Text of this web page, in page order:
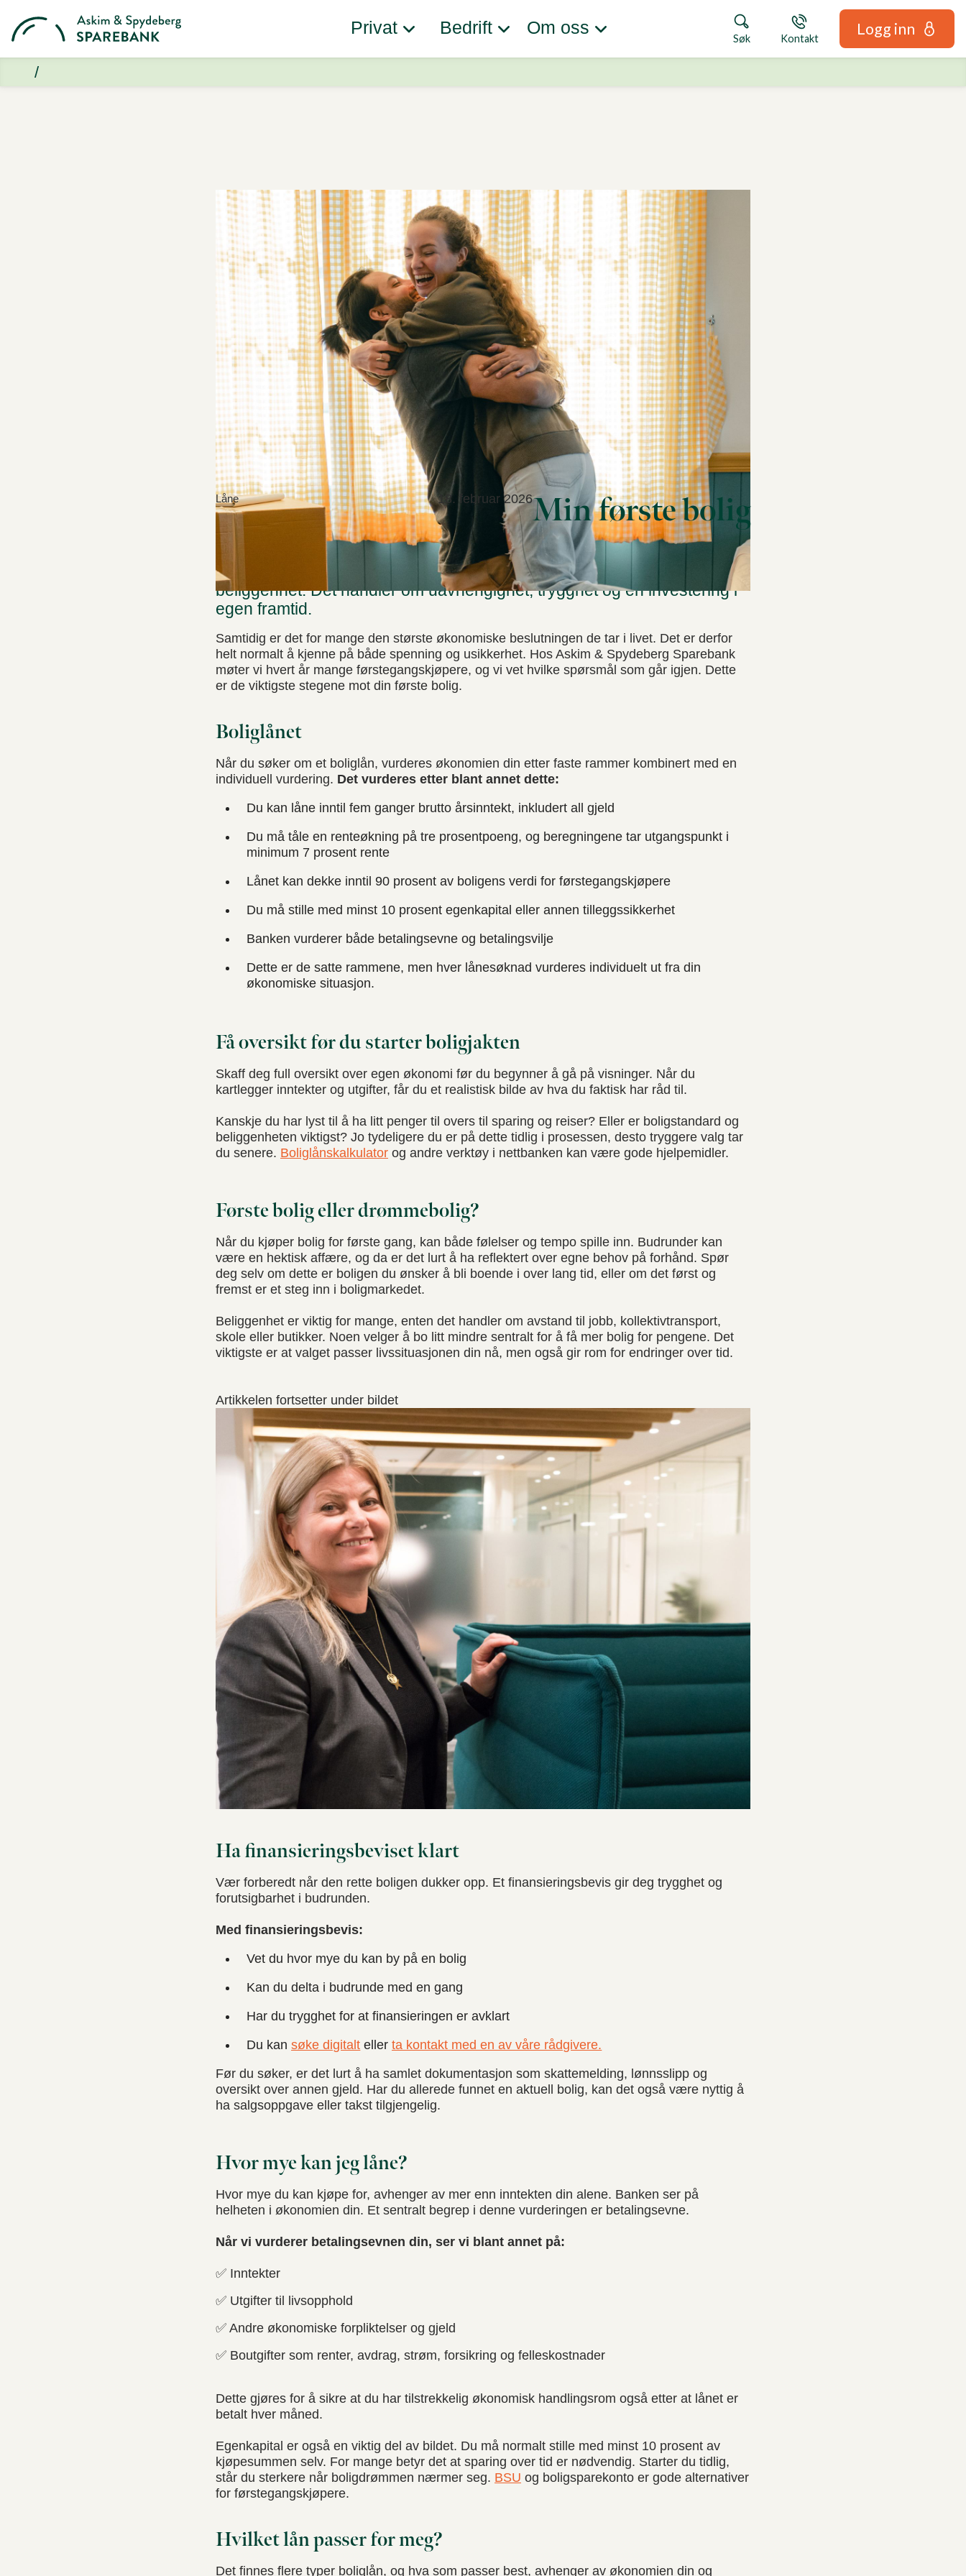
Privat Bedrift Om oss
Søk Kontakt
Logg inn
Låne Min første bolig
18. februar 2026
Å kjøpe sin første bolig handler om mer enn kvadratmeter og
beliggenhet. Det handler om uavhengighet, trygghet og en investering i
egen framtid.
Samtidig er det for mange den største økonomiske beslutningen de tar i livet. Det er derfor
helt normalt å kjenne på både spenning og usikkerhet. Hos Askim & Spydeberg Sparebank
møter vi hvert år mange førstegangskjøpere, og vi vet hvilke spørsmål som går igjen. Dette
er de viktigste stegene mot din første bolig.
Boliglånet
Når du søker om et boliglån, vurderes økonomien din etter faste rammer kombinert med en
individuell vurdering. Det vurderes etter blant annet dette:
Du kan låne inntil fem ganger brutto årsinntekt, inkludert all gjeld
Du må tåle en renteøkning på tre prosentpoeng, og beregningene tar utgangspunkt i
minimum 7 prosent rente
Lånet kan dekke inntil 90 prosent av boligens verdi for førstegangskjøpere
Du må stille med minst 10 prosent egenkapital eller annen tilleggssikkerhet
Banken vurderer både betalingsevne og betalingsvilje
Dette er de satte rammene, men hver lånesøknad vurderes individuelt ut fra din
økonomiske situasjon.
Få oversikt før du starter boligjakten
Skaff deg full oversikt over egen økonomi før du begynner å gå på visninger. Når du
kartlegger inntekter og utgifter, får du et realistisk bilde av hva du faktisk har råd til.
Kanskje du har lyst til å ha litt penger til overs til sparing og reiser? Eller er boligstandard og
beliggenheten viktigst? Jo tydeligere du er på dette tidlig i prosessen, desto tryggere valg tar
du senere. Boliglånskalkulator og andre verktøy i nettbanken kan være gode hjelpemidler.
Første bolig eller drømmebolig?
Når du kjøper bolig for første gang, kan både følelser og tempo spille inn. Budrunder kan
være en hektisk affære, og da er det lurt å ha reflektert over egne behov på forhånd. Spør
deg selv om dette er boligen du ønsker å bli boende i over lang tid, eller om det først og
fremst er et steg inn i boligmarkedet.
Beliggenhet er viktig for mange, enten det handler om avstand til jobb, kollektivtransport,
skole eller butikker. Noen velger å bo litt mindre sentralt for å få mer bolig for pengene. Det
viktigste er at valget passer livssituasjonen din nå, men også gir rom for endringer over tid.
Artikkelen fortsetter under bildet
Ha finansieringsbeviset klart
Vær forberedt når den rette boligen dukker opp. Et finansieringsbevis gir deg trygghet og
forutsigbarhet i budrunden.
Med finansieringsbevis:
Vet du hvor mye du kan by på en bolig
Kan du delta i budrunde med en gang
Har du trygghet for at finansieringen er avklart
Du kansøke digitalt ellerta kontakt med en av våre rådgivere.
Før du søker, er det lurt å ha samlet dokumentasjon som skattemelding, lønnsslipp og
oversikt over annen gjeld. Har du allerede funnet en aktuell bolig, kan det også være nyttig å
ha salgsoppgave eller takst tilgjengelig.
Hvor mye kan jeg låne?
Hvor mye du kan kjøpe for, avhenger av mer enn inntekten din alene. Banken ser på
helheten i økonomien din. Et sentralt begrep i denne vurderingen er betalingsevne.
Når vi vurderer betalingsevnen din, ser vi blant annet på:
✅ Inntekter
✅ Utgifter til livsopphold
✅ Andre økonomiske forpliktelser og gjeld
✅ Boutgifter som renter, avdrag, strøm, forsikring og felleskostnader
Dette gjøres for å sikre at du har tilstrekkelig økonomisk handlingsrom også etter at lånet er
betalt hver måned.
Egenkapital er også en viktig del av bildet. Du må normalt stille med minst 10 prosent av
kjøpesummen selv. For mange betyr det at sparing over tid er nødvendig. Starter du tidlig,
står du sterkere når boligdrømmen nærmer seg. BSU og boligsparekonto er gode alternativer
for førstegangskjøpere.
Hvilket lån passer for meg?
Det finnes flere typer boliglån, og hva som passer best, avhenger av økonomien din og